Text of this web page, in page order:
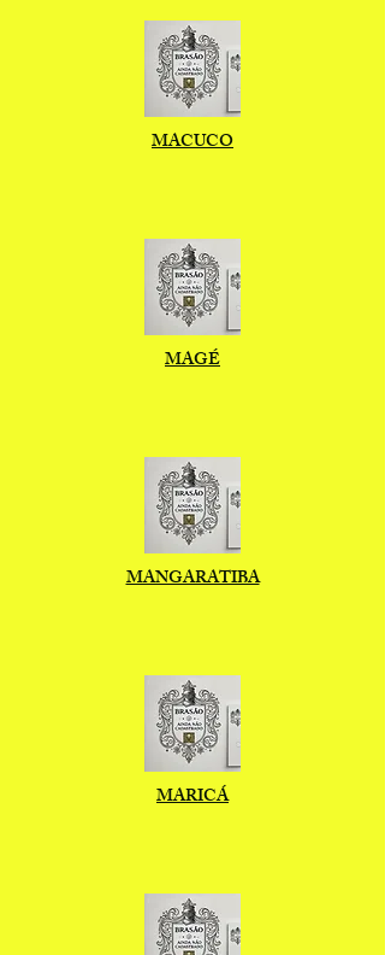
MACUCO
MAGÉ
MANGARATIBA
MARICÁ